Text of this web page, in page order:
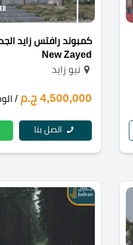
New Zayed
نيو زايد
4,500,000 ج.م /
اتصل بنا